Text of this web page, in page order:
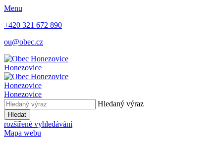
Menu
+420 321 672 890
ou@obec.cz
Honezovice
Honezovice
Honezovice
Hledaný výraz
Hledat
rozšířené vyhledávání
Mapa webu